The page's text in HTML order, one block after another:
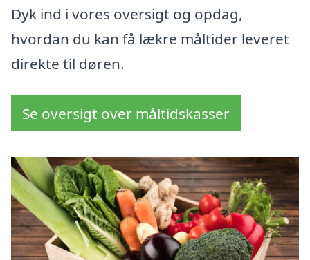
Dyk ind i vores oversigt og opdag,
hvordan du kan få lækre måltider leveret
direkte til døren.
Se oversigt over måltidskasser